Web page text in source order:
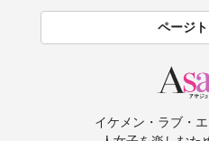
ページ
イケメン・ラブ・